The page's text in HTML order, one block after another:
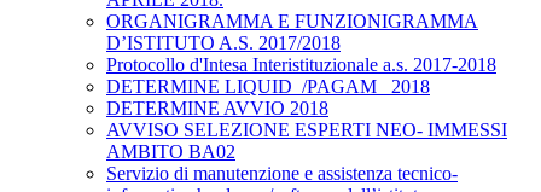
ORGANIGRAMMA E FUNZIONIGRAMMA
D’ISTITUTO A.S. 2017/2018
Protocollo d'Intesa Interistituzionale a.s. 2017-2018
DETERMINE LIQUID_/PAGAM_ 2018
DETERMINE AVVIO 2018
AVVISO SELEZIONE ESPERTI NEO- IMMESSI
AMBITO BA02
Servizio di manutenzione e assistenza tecnico-